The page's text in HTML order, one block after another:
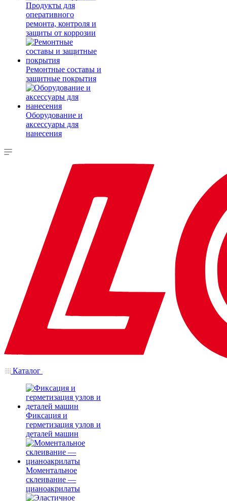
Продукты для
оперативного
ремонта, контроля и
защиты от коррозии
Ремонтные составы и
защитные покрытия
Оборудование и
аксессуары для
нанесения
Каталог
Фиксация и
герметизация узлов и
деталей машин
Моментальное
склеивание —
цианоакрилаты